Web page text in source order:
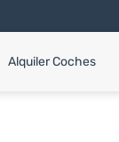
Alquiler Coches